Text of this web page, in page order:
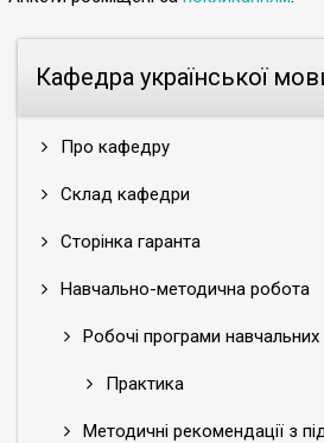
Кафедра української
Про кафедру
Склад кафедри
Сторінка гаранта
Навчально-методична робота
Робочі програми навчальних
Практика
Методичні рекомендації з